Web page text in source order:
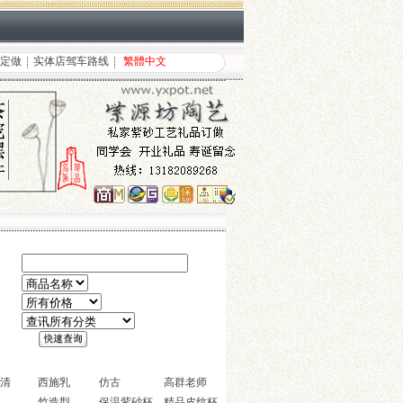
做 实体店驾车路线 繁體中文
西施乳 仿古
高群老师